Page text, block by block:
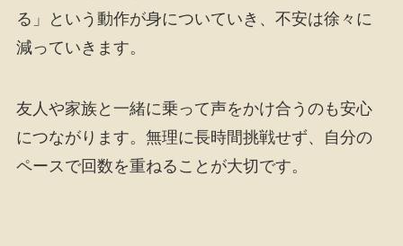
る」という動作が身についていき、不安は徐々に
減っていきます。
友人や家族と一緒に乗って声をかけ合うのも安心
につながります。無理に長時間挑戦せず、自分の
ペースで回数を重ねることが大切です。